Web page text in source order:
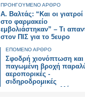
ΠΡΟΗΓΟΥΜΕΝΟ ΑΡΘΡΟ
Α. Βαλτάς: “Και οι γιατροί
στο φαρμακείο
εμβολιάστηκαν” – Τι
στον ΠΙΣ για το 5ευρο
ΕΠΟΜΕΝΟ ΑΡΘΡΟ
Σφοδρή χιονόπτωση και
παγωμένη βροχή
αεροπορικές -
σιδηροδρομικές
συγκοινωνίες σε Μόναχο-